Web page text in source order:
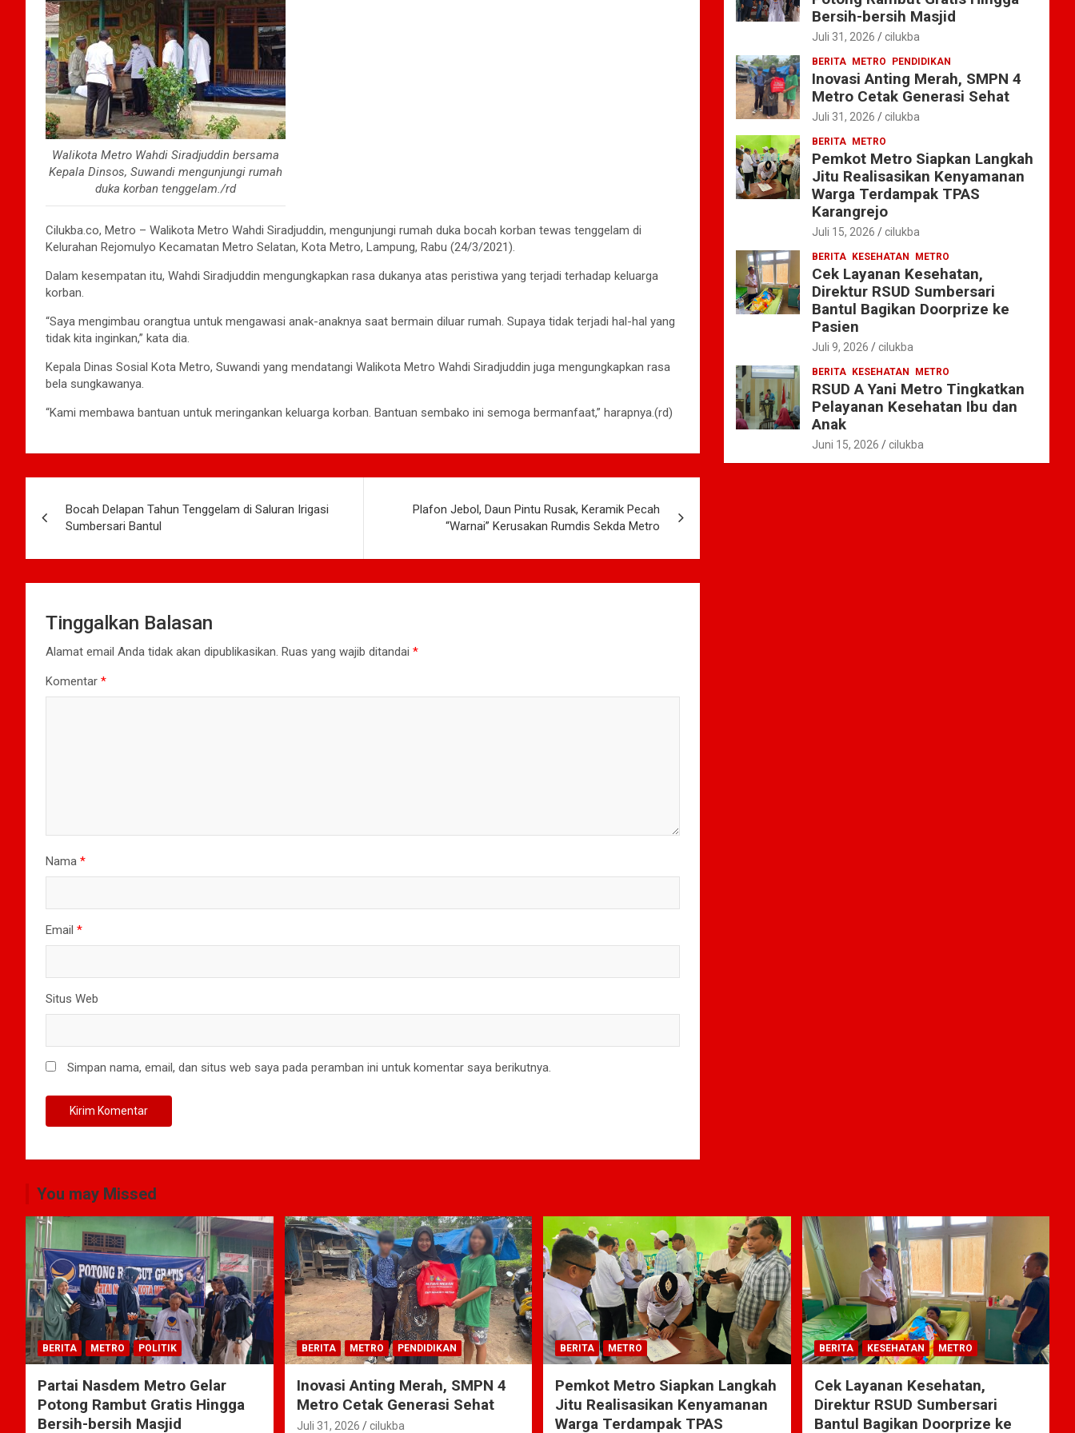
Walikota Metro Wahdi Siradjuddin bersama
Kepala Dinsos, Suwandi mengunjungi rumah
duka korban tenggelam./rd
Cilukba.co, Metro – Walikota Metro Wahdi Siradjuddin, mengunjungi rumah duka bocah korban tewas tenggelam di
Kelurahan Rejomulyo Kecamatan Metro Selatan, Kota Metro, Lampung, Rabu (24/3/2021).
Dalam kesempatan itu, Wahdi Siradjuddin mengungkapkan rasa dukanya atas peristiwa yang terjadi terhadap keluarga
korban.
“Saya mengimbau orangtua untuk mengawasi anak-anaknya saat bermain diluar rumah. Supaya tidak terjadi hal-hal yang
tidak kita inginkan,” kata dia.
Kepala Dinas Sosial Kota Metro, Suwandi yang mendatangi Walikota Metro Wahdi Siradjuddin juga mengungkapkan rasa
bela sungkawanya.
“Kami membawa bantuan untuk meringankan keluarga korban. Bantuan sembako ini semoga bermanfaat,” harapnya.(rd)
pos
Bocah Delapan Tahun Tenggelam di Saluran Irigasi
Sumbersari Bantul
Plafon Jebol, Daun Pintu Rusak, Keramik Pecah
“Warnai” Kerusakan Rumdis Sekda Metro
Tinggalkan Balasan
Alamat email Anda tidak akan dipublikasikan. Ruas yang wajib ditandai *
Komentar *
Nama *
Email *
Situs Web
Simpan nama, email, dan situs web saya pada peramban ini untuk komentar saya berikutnya.
Bersih-bersih Masjid
Juli 31, 2026 cilukba
BERITA METRO PENDIDIKAN
Inovasi Anting Merah, SMPN 4
Metro Cetak Generasi Sehat
Juli 31, 2026 cilukba
BERITA METRO
Pemkot Metro Siapkan Langkah
Jitu Realisasikan Kenyamanan
Warga Terdampak TPAS
Karangrejo
Juli 15, 2026 cilukba
BERITA KESEHATAN METRO
Cek Layanan Kesehatan,
Direktur RSUD Sumbersari
Bantul Bagikan Doorprize ke
Pasien
Juli 9, 2026 cilukba
BERITA KESEHATAN METRO
RSUD A Yani Metro Tingkatkan
Pelayanan Kesehatan Ibu dan
Anak
Juni 15, 2026 cilukba
You may Missed
BERITA METRO POLITIK
Partai Nasdem Metro Gelar
Potong Rambut Gratis Hingga
Bersih-bersih Masjid
BERITA METRO PENDIDIKAN
Inovasi Anting Merah, SMPN 4
Metro Cetak Generasi Sehat
Juli 31, 2026 cilukba
BERITA METRO
Pemkot Metro Siapkan Langkah
Jitu Realisasikan Kenyamanan
Warga Terdampak TPAS
BERITA KESEHATAN METRO
Cek Layanan Kesehatan,
Direktur RSUD Sumbersari
Bantul Bagikan Doorprize ke